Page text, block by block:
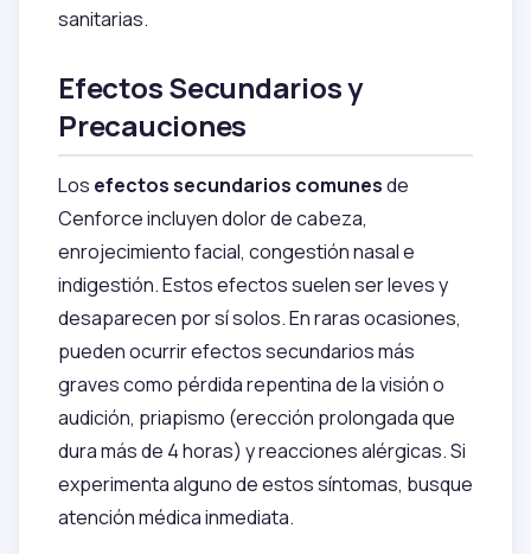
sanitarias.
Efectos Secundarios y
Precauciones
Los efectos secundarios comunesde
Cenforce incluyen dolor de cabeza,
enrojecimiento facial, congestión nasal e
indigestión. Estos efectos suelen ser leves y
desaparecen por sí solos. En raras ocasiones,
pueden ocurrir efectos secundarios más
graves como pérdida repentina de la visión o
audición, priapismo (erección prolongada que
dura más de 4 horas) y reacciones alérgicas. Si
experimenta alguno de estos síntomas, busque
atención médica inmediata.